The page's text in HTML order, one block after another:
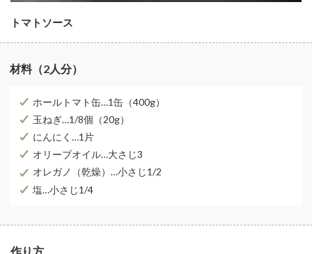
トマトソース
材料（2⼈分）
ホールトマト缶…1⽸（400g）
⽟ねぎ…1/8個（20g）
にんにく…1⽚
オリーブオイル…⼤さじ3
オレガノ（乾燥）…⼩さじ1/2
塩…⼩さじ1/4
作り⽅